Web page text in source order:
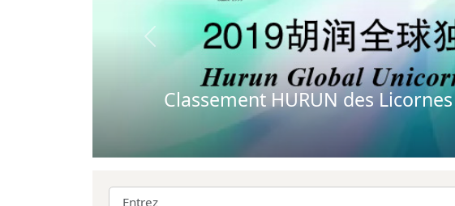
Classement HURUN des